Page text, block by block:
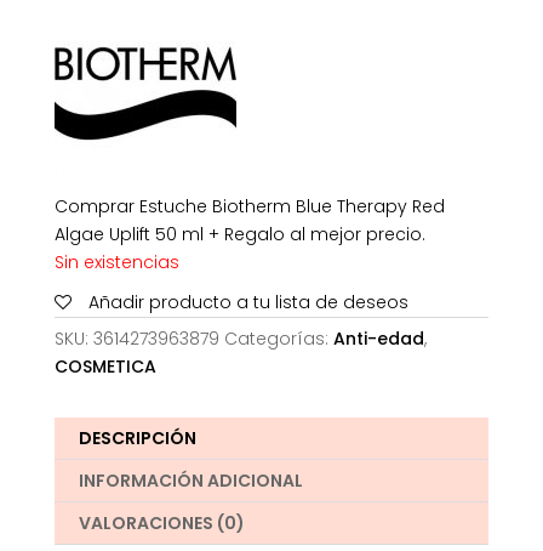
88,00€.
Comprar Estuche Biotherm Blue Therapy Red
Algae Uplift 50 ml + Regalo al mejor precio.
Sin existencias
Añadir producto a tu lista de deseos
SKU: 3614273963879 Categorías: Anti-edad,
COSMETICA
DESCRIPCIÓN
INFORMACIÓN ADICIONAL
VALORACIONES (0)